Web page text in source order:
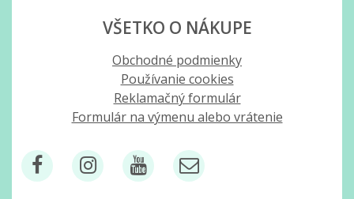
VŠETKO O NÁKUPE
Obchodné podmienky
Používanie cookies
Reklamačný formulár
Formulár na výmenu alebo vrátenie